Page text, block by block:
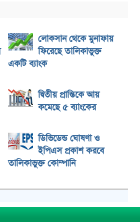
লোকসান থেকে মুনাফায়
ফিরেছে তালিকাভুক্ত
একটি ব্যাংক
দ্বিতীয় প্রান্তিকে আয়
কমেছে ৫ ব্যাংকের
ডিভিডেন্ড ঘোষণা ও
ইপিএস প্রকাশ করবে
তালিকাভুক্ত কোম্পানি